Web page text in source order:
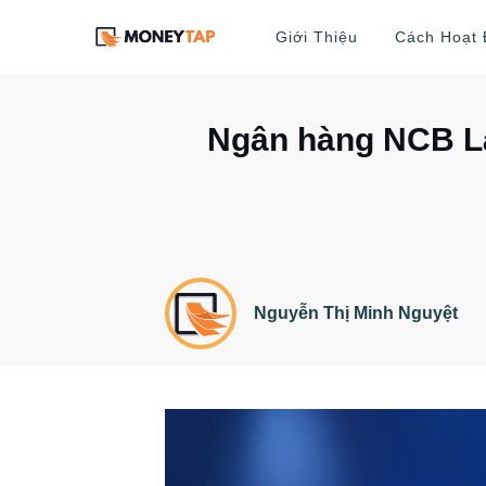
Giới Thiệu Cách Hoạt
Ngân hàng NCB
Nguyễn Thị Minh Nguyệt